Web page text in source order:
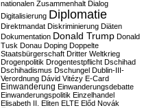
nationalen Zusammenhalt Dialog
Digitalisierung Diplomatie
Direktmandat Diskriminierung Diäten
Dokumentation Donald Trump Donald
Tusk Donau Doping Doppelte
Staatsbürgerschaft Dritter Weltkrieg
Drogenpolitik Drogentestpflicht Dschihad
Dschihadismus Dschungel Dublin-III-
Verordnung Dávid Vitézy E-Card
Einwanderung Einwanderungsdebatte
Einwanderungspolitik Einzelhandel
Elisabeth II. Eliten ELTE Előd Novák